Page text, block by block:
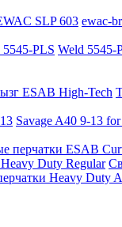
SLP 603 ewac-
5545-PLS Weld 5545-
ESAB High-Tech
Savage A40 9-13
перчатки ESAB
Duty Regular
Heavy Duty